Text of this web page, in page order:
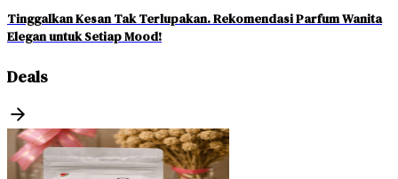
Tinggalkan Kesan Tak Terlupakan. Rekomendasi Parfum Wanita
Elegan untuk Setiap Mood!
Deals